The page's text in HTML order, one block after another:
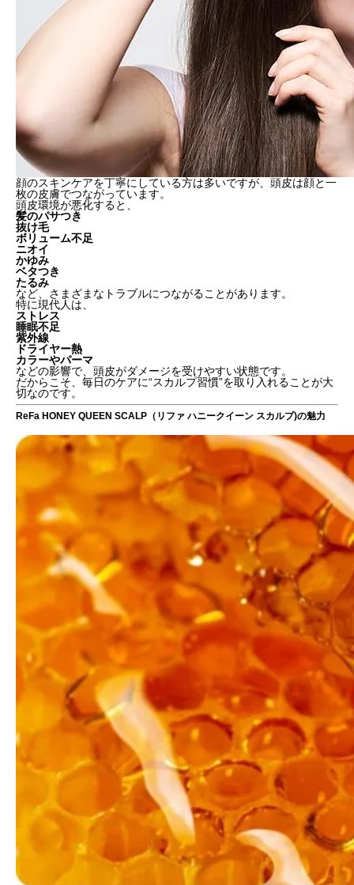
顔のスキンケアを丁寧にしている方は多いですが、頭皮は顔と一
枚の皮膚でつながっています。
頭皮環境が悪化すると、
髪のパサつき
抜け毛
ボリューム不足
ニオイ
かゆみ
ベタつき
たるみ
など、さまざまなトラブルにつながることがあります。
特に現代人は、
ストレス
睡眠不足
紫外線
ドライヤー熱
カラーやパーマ
などの影響で、頭皮がダメージを受けやすい状態です。
だからこそ、毎日のケアに“スカルプ習慣”を取り入れることが大
切なのです。
ReFa HONEY QUEEN SCALP（リファ ハニークイーン スカルプ)の魅力